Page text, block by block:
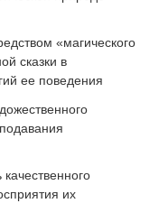
«магического
сказки в
ее поведения
их